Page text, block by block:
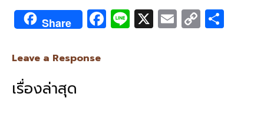
Share F Li X E C
Leave a Response
เรื่องล่าสุด